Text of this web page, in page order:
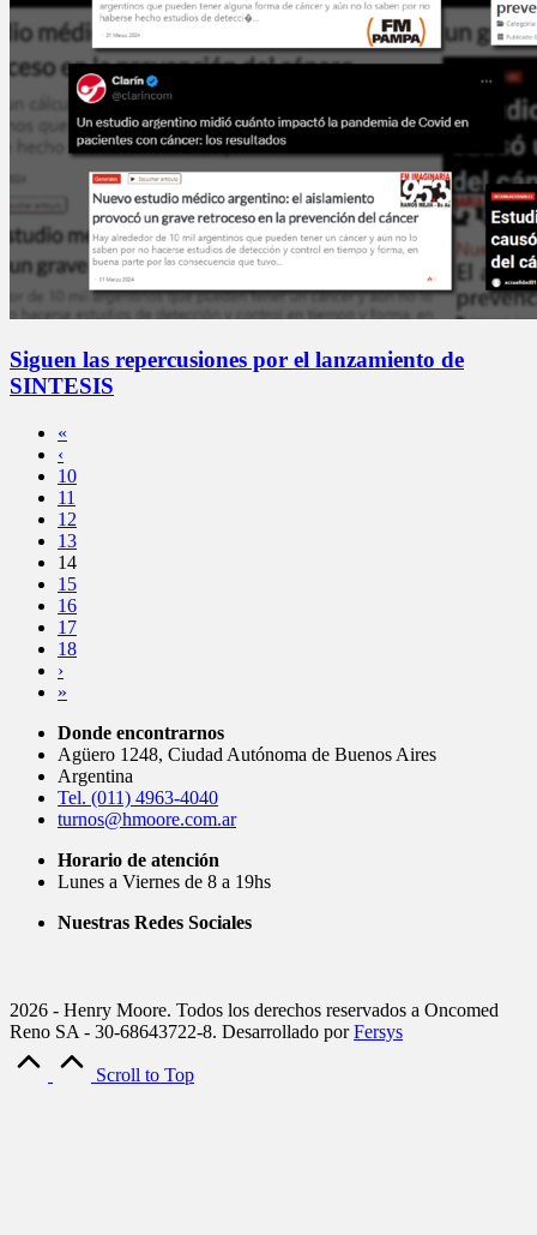
Siguen las repercusiones por el lanzamiento de
SINTESIS
«
‹
10
11
12
13
14
15
16
17
18
›
»
Donde encontrarnos
Agüero 1248, Ciudad Autónoma de Buenos Aires
Argentina
Tel. (011) 4963-4040
turnos@hmoore.com.ar
Horario de atención
Lunes a Viernes de 8 a 19hs
Nuestras Redes Sociales
2026 - Henry Moore. Todos los derechos reservados a Oncomed
Reno SA - 30-68643722-8. Desarrollado porFersys
Scroll to Top